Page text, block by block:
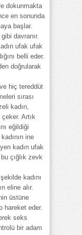
dokunmakta
en sonunda
başlar.
davranır.
ufak ufak
belli eder.
doğrularak
ve hiç tereddüt
sırası
kadın,
Artık
eğildiği
ine
kadın ufak
çığlık zevk
kadını
eline alır.
üstüne
hareket eder.
seks
bir adam